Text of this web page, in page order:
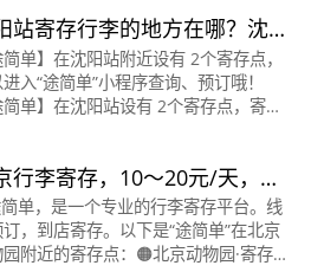
站寄存行李的地方在哪？沈
寄存行李怎么收费？途简单
简单】在沈阳站附近设有 2个寄存点，
入“途简单”小程序查询、预订哦！
简单】在沈阳站设有 2个寄存点，寄存
费：行李箱￥
行李寄存，10～20元/天，快
取
单，是一个专业的行李寄存平台。线
订，到店寄存。以下是“途简单”在北京
附近的寄存点：🟠北京动物园·寄存